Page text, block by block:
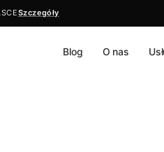
Szczegóły
Blog O nas